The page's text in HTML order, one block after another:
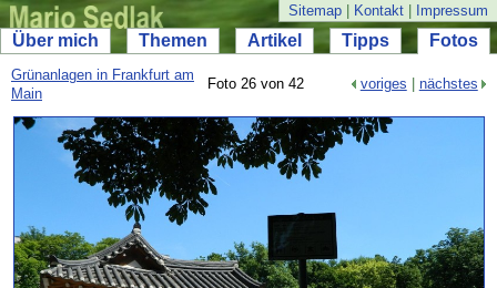
Sitemap Kontakt Impressum
Über mich Themen Artikel Tipps Fotos
Grünanlagen in Frankfurt am
Main
Foto 26 von 42 voriges nächstes